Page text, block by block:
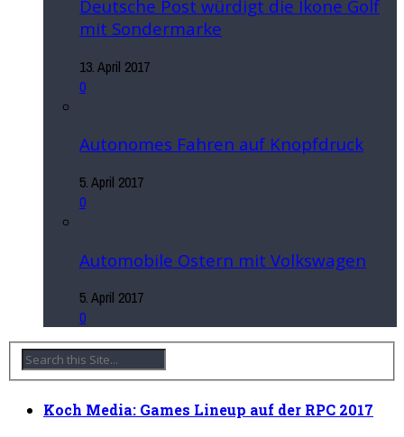
Deutsche Post würdigt die Ikone Golf
mit Sondermarke
13. April 2017
0
Autonomes Fahren auf Knopfdruck
5. April 2017
0
Automobile Ostern mit Volkswagen
5. April 2017
0
Koch Media: Games Lineup auf der RPC 2017